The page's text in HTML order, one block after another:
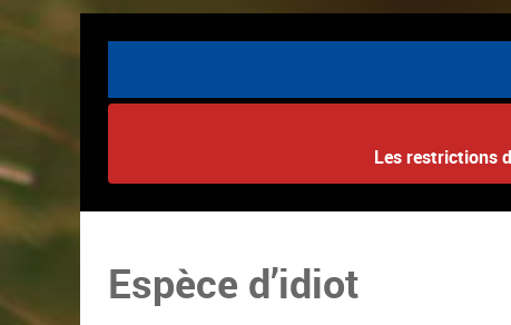
Les restrictions
Espèce d’idiot